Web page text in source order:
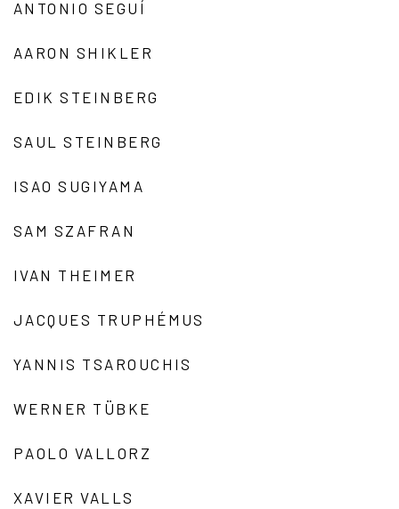
ANTONIO SEGUÍ
AARON SHIKLER
EDIK STEINBERG
SAUL STEINBERG
ISAO SUGIYAMA
SAM SZAFRAN
IVAN THEIMER
JACQUES TRUPHÉMUS
YANNIS TSAROUCHIS
WERNER TÜBKE
PAOLO VALLORZ
XAVIER VALLS